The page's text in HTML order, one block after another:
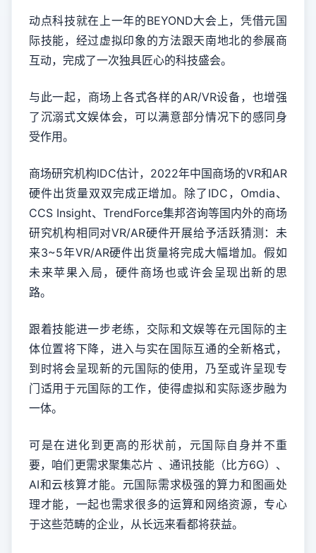
动点科技就在上一年的BEYOND大会上，凭借元国
际技能，经过虚拟印象的方法跟天南地北的参展商
互动，完成了一次独具匠心的科技盛会。
与此一起，商场上各式各样的AR/VR设备，也增强
了沉溺式文娱体会，可以满意部分情况下的感同身
受作用。
商场研究机构IDC估计，2022年中国商场的VR和AR
硬件出货量双双完成正增加。除了IDC，Omdia、
CCS Insight、TrendForce集邦咨询等国内外的商场
研究机构相同对VR/AR硬件开展给予活跃猜测：未
来3~5年VR/AR硬件出货量将完成大幅增加。假如
未来苹果入局，硬件商场也或许会呈现出新的思
路。
跟着技能进一步老练，交际和文娱等在元国际的主
体位置将下降，进入与实在国际互通的全新格式，
到时将会呈现新的元国际的使用，乃至或许呈现专
门适用于元国际的工作，使得虚拟和实际逐步融为
一体。
可是在进化到更高的形状前，元国际自身并不重
要，咱们更需求聚集芯片 、通讯技能（比方6G）、
AI和云核算才能。元国际需求极强的算力和图画处
理才能，一起也需求很多的运算和网络资源，专心
于这些范畴的企业，从长远来看都将获益。